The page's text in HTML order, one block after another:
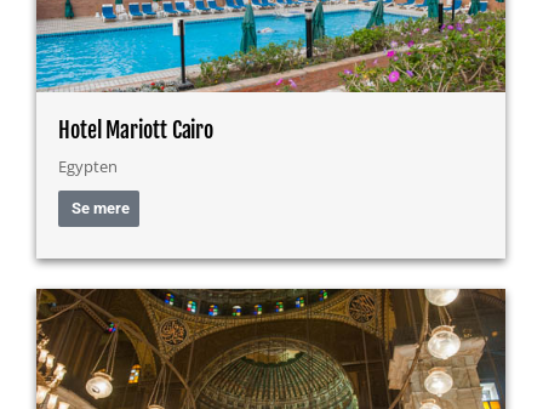
Hotel Mariott Cairo
Egypten
Se mere